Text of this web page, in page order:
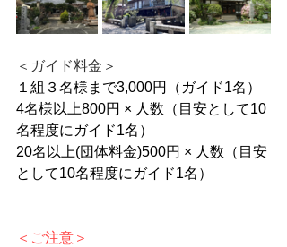
＜ガイド料金＞
１組３名様まで3,000円（ガイド1名）
4名様以上800円 × 人数（目安として10
名程度にガイド1名）
20名以上(団体料金)500円 × 人数（目安
として10名程度にガイド1名）
＜ご注意＞